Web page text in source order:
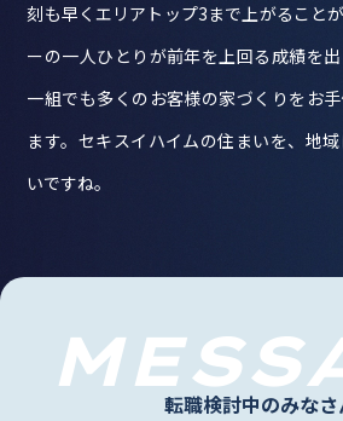
刻も早くエリアトップ3まで上がること
ーの一人ひとりが前年を上回る成績を
一組でも多くのお客様の家づくりをお
ます。セキスイハイムの住まいを、地
いですね。
転職検討中のみな